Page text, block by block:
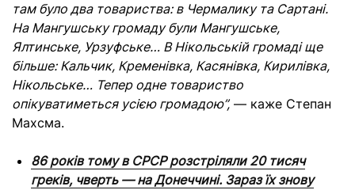
там було два товариства: в Чермалику та Сартані.
На Мангушську громаду були Мангушське,
Ялтинське, Урзуфське… В Нікольській громаді ще
більше: Кальчик, Кременівка, Касянівка, Кирилівка,
Нікольське… Тепер одне товариство
опікуватиметься усією громадою”, — каже Степан
Махсма.
86 років тому в СРСР розстріляли 20 тисяч
греків, чверть — на Донеччині. Зараз їх знову